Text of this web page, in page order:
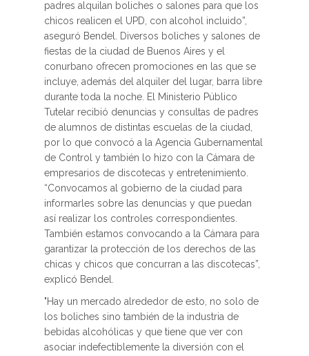
padres alquilan boliches o salones para que los
chicos realicen el UPD, con alcohol incluido”,
aseguró Bendel. Diversos boliches y salones de
fiestas de la ciudad de Buenos Aires y el
conurbano ofrecen promociones en las que se
incluye, además del alquiler del lugar, barra libre
durante toda la noche. El Ministerio Público
Tutelar recibió denuncias y consultas de padres
de alumnos de distintas escuelas de la ciudad,
por lo que convocó a la Agencia Gubernamental
de Control y también lo hizo con la Cámara de
empresarios de discotecas y entretenimiento.
“Convocamos al gobierno de la ciudad para
informarles sobre las denuncias y que puedan
así realizar los controles correspondientes.
También estamos convocando a la Cámara para
garantizar la protección de los derechos de las
chicas y chicos que concurran a las discotecas”,
explicó Bendel.
"Hay un mercado alrededor de esto, no solo de
los boliches sino también de la industria de
bebidas alcohólicas y que tiene que ver con
asociar indefectiblemente la diversión con el